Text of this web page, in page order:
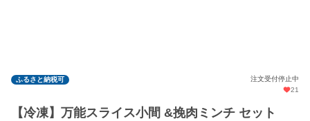
ふるさと納税可
注文受付停止中
21
【冷凍】万能スライス小間 &挽肉ミンチ セット